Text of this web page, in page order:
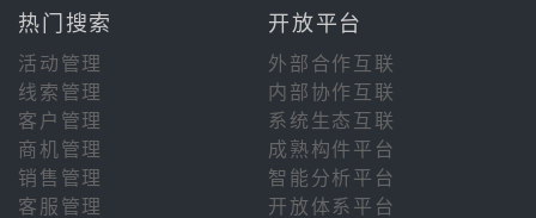
热门搜索 开放平台
活动管理
外部合作互联
线索管理
内部协作互联
客户管理
系统生态互联
商机管理
成熟构件平台
销售管理
智能分析平台
客服管理
开放体系平台